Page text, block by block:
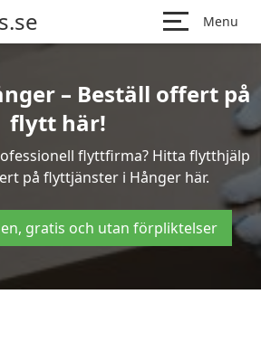
Menu
– Beställ offert på
flytt här!
flyttfirma? Hitta flytthjälp
på flyttjänster i Hånger här.
gratis och utan förpliktelser